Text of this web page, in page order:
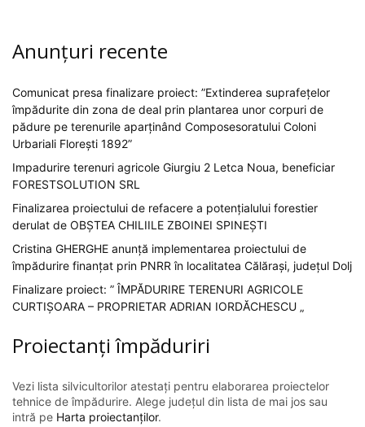
Anunțuri recente
Comunicat presa finalizare proiect: ”Extinderea suprafețelor
împădurite din zona de deal prin plantarea unor corpuri de
pădure pe terenurile aparținând Composesoratului Coloni
Urbariali Florești 1892”
Impadurire terenuri agricole Giurgiu 2 Letca Noua, beneficiar
FORESTSOLUTION SRL
Finalizarea proiectului de refacere a potențialului forestier
derulat de OBȘTEA CHILIILE ZBOINEI SPINEȘTI
Cristina GHERGHE anunță implementarea proiectului de
împădurire finanțat prin PNRR în localitatea Călărași, județul Dolj
Finalizare proiect: ” ÎMPĂDURIRE TERENURI AGRICOLE
CURTIȘOARA – PROPRIETAR ADRIAN IORDĂCHESCU „
Proiectanți împăduriri
Vezi lista silvicultorilor atestați pentru elaborarea proiectelor
tehnice de împădurire. Alege județul din lista de mai jos sau
intră pe Harta proiectanților.